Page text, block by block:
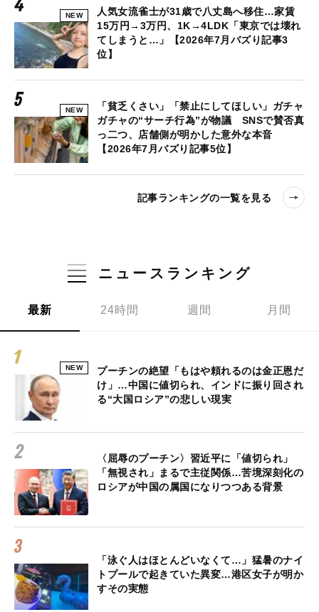
NEW
人気女流雀士が31歳で八丈島へ移住…家賃
15万円→3万円、1K→4LDK「東京では壊れ
てしまうと…」【2026年7月バズり記事3
位】
NEW
「貧乏くさい」「禁止にしてほしい」ガチャ
ガチャの“サーチ行為”が物議 SNSで賛否真
っ二つ、店舗側が明かした意外な本音
【2026年7月バズり記事5位】
記事ランキングの一覧を見る
ニュースランキング
最新 24時間 週間 月間
NEW
プーチンの絶望「もはや頼れるのは金正恩だ
け」…中国に値切られ、インドに振り回され
る“大国ロシア”の悲しい現実
〈屈辱のプーチン〉習近平に「値切られ」
「無視され」まるで主従関係…苦境深刻化の
ロシアが中国の属国になりつつある背景
「泳ぐ人はほとんどいなくて…」猛暑のナイ
トプールで起きていた異変…港区女子が明か
すその実態